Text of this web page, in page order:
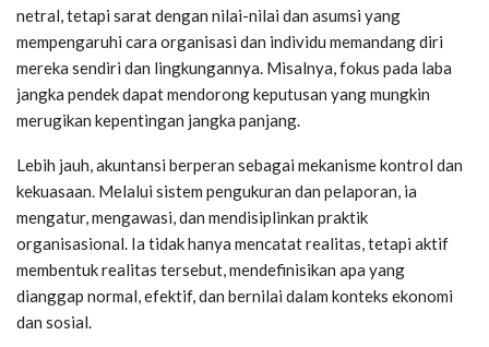
netral, tetapi sarat dengan nilai-nilai dan asumsi yang
mempengaruhi cara organisasi dan individu memandang diri
mereka sendiri dan lingkungannya. Misalnya, fokus pada laba
jangka pendek dapat mendorong keputusan yang mungkin
merugikan kepentingan jangka panjang.
Lebih jauh, akuntansi berperan sebagai mekanisme kontrol dan
kekuasaan. Melalui sistem pengukuran dan pelaporan, ia
mengatur, mengawasi, dan mendisiplinkan praktik
organisasional. Ia tidak hanya mencatat realitas, tetapi aktif
membentuk realitas tersebut, mendefinisikan apa yang
dianggap normal, efektif, dan bernilai dalam konteks ekonomi
dan sosial.